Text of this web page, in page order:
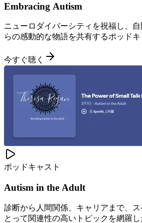
Embracing Autism
ニューロダイバーシティを祝福し、
らの感動的な物語を共有するポッドキ
今すぐ聴く
ポッドキャスト
Autism in the Adult
診断から人間関係、キャリアまで、
とって関連性の高いトピックを網羅